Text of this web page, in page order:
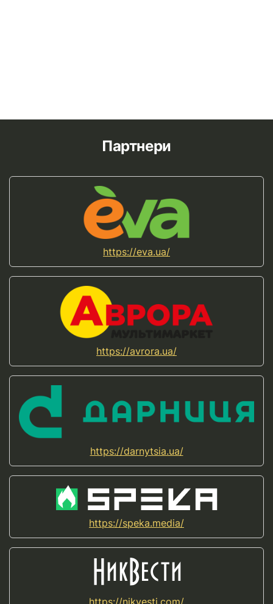
Партнери
https://eva.ua/
https://avrora.ua/
https://darnytsia.ua/
https://speka.media/
https://nikvesti.com/